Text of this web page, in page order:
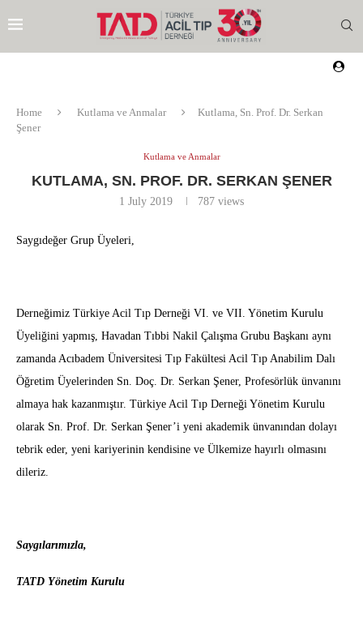
Home Kutlama ve Anmalar
Kutlama, Sn. Prof. Dr. Serkan
Şener
Kutlama ve Anmalar
KUTLAMA, SN. PROF. DR. SERKAN ŞENER
1 July 2019 787 views
Saygıdeğer Grup Üyeleri,
Derneğimiz Türkiye Acil Tıp Derneği VI. ve VII. Yönetim Kurulu
Üyeliğini yapmış, Havadan Tıbbi Nakil Çalışma Grubu Başkanı aynı
zamanda Acıbadem Üniversitesi Tıp Fakültesi Acil Tıp Anabilim Dalı
Öğretim Üyelerinden Sn. Doç. Dr. Serkan Şener, Profesörlük ünvanını
almaya hak kazanmıştır. Türkiye Acil Tıp Derneği Yönetim Kurulu
olarak Sn. Prof. Dr. Serkan Şener’i yeni akademik ünvanından dolayı
tebrik eder, yeni kariyerinin kendisine ve Ülkemize hayırlı olmasını
dileriz.
Saygılarımızla,
TATD Yönetim Kurulu